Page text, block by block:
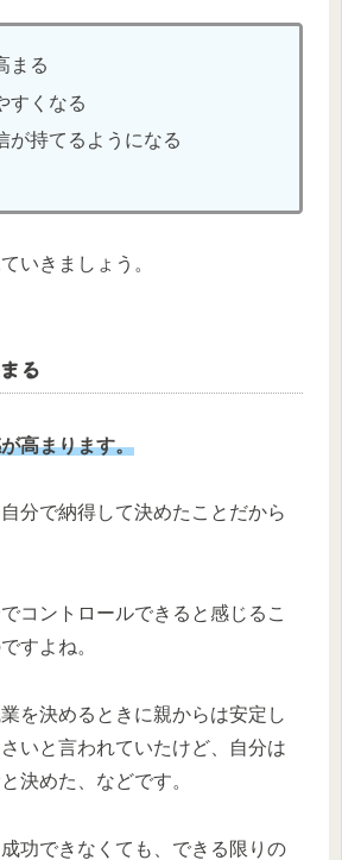
まる
すくなる
が持てるようになる
いきましょう。
る
高まります。
分で納得して決めたことだから
コントロールできると感じるこ
すよね。
を決めるときに親からは安定し
いと言われていたけど、自分は
決めた、などです。
功できなくても、できる限りの